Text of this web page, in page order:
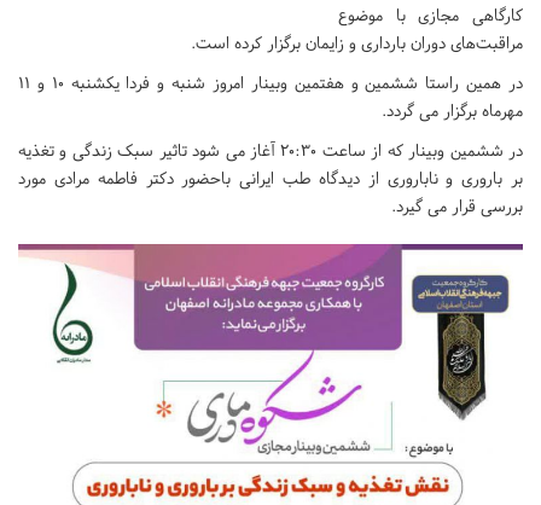
کارگاهی مجازی با موضوع
مراقبت‌های دوران بارداری و زایمان برگزار کرده است.
در همین راستا ششمین و هفتمین وبینار امروز شنبه و فردا یکشنبه 10 و 11
مهرماه برگزار می گردد.
در ششمین وبینار که از ساعت 20:30 آغاز می شود تاثیر سبک زندگی و تغذیه
بر باروری و ناباروری از دیدگاه طب ایرانی باحضور دکتر فاطمه مرادی مورد
بررسی قرار می گیرد.